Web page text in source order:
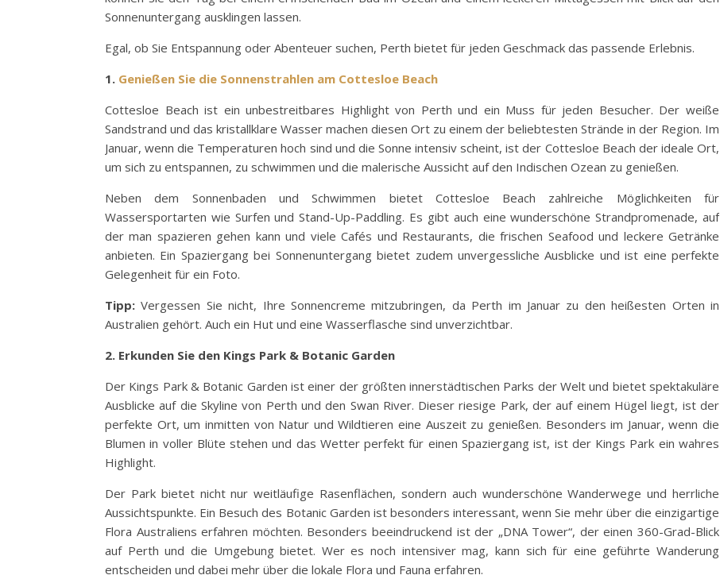
Sonnenuntergang ausklingen lassen.
Egal, ob Sie Entspannung oder Abenteuer suchen, Perth bietet für jeden Geschmack das passende Erlebnis.
1. Genießen Sie die Sonnenstrahlen am Cottesloe Beach
Cottesloe Beach ist ein unbestreitbares Highlight von Perth und ein Muss für jeden Besucher. Der weiße
Sandstrand und das kristallklare Wasser machen diesen Ort zu einem der beliebtesten Strände in der Region. Im
Januar, wenn die Temperaturen hoch sind und die Sonne intensiv scheint, ist der Cottesloe Beach der ideale Ort,
um sich zu entspannen, zu schwimmen und die malerische Aussicht auf den Indischen Ozean zu genießen.
Neben dem Sonnenbaden und Schwimmen bietet Cottesloe Beach zahlreiche Möglichkeiten für
Wassersportarten wie Surfen und Stand-Up-Paddling. Es gibt auch eine wunderschöne Strandpromenade, auf
der man spazieren gehen kann und viele Cafés und Restaurants, die frischen Seafood und leckere Getränke
anbieten. Ein Spaziergang bei Sonnenuntergang bietet zudem unvergessliche Ausblicke und ist eine perfekte
Gelegenheit für ein Foto.
Tipp: Vergessen Sie nicht, Ihre Sonnencreme mitzubringen, da Perth im Januar zu den heißesten Orten in
Australien gehört. Auch ein Hut und eine Wasserflasche sind unverzichtbar.
2. Erkunden Sie den Kings Park & Botanic Garden
Der Kings Park & Botanic Garden ist einer der größten innerstädtischen Parks der Welt und bietet spektakuläre
Ausblicke auf die Skyline von Perth und den Swan River. Dieser riesige Park, der auf einem Hügel liegt, ist der
perfekte Ort, um inmitten von Natur und Wildtieren eine Auszeit zu genießen. Besonders im Januar, wenn die
Blumen in voller Blüte stehen und das Wetter perfekt für einen Spaziergang ist, ist der Kings Park ein wahres
Highlight.
Der Park bietet nicht nur weitläufige Rasenflächen, sondern auch wunderschöne Wanderwege und herrliche
Aussichtspunkte. Ein Besuch des Botanic Garden ist besonders interessant, wenn Sie mehr über die einzigartige
Flora Australiens erfahren möchten. Besonders beeindruckend ist der „DNA Tower“, der einen 360-Grad-Blick
auf Perth und die Umgebung bietet. Wer es noch intensiver mag, kann sich für eine geführte Wanderung
entscheiden und dabei mehr über die lokale Flora und Fauna erfahren.